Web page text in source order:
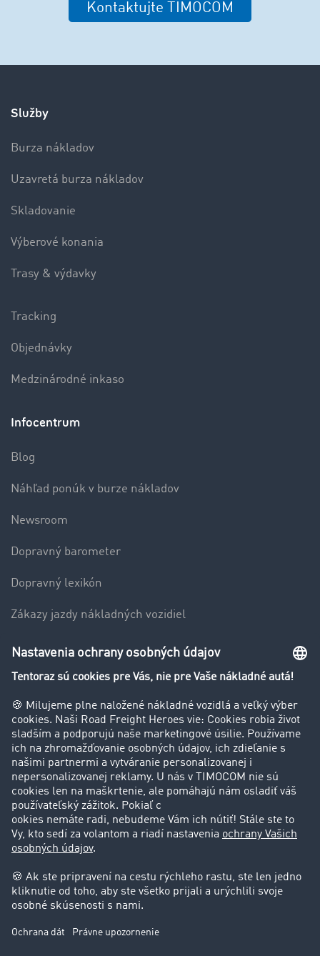
Kontaktujte TIMOCOM
Služby
Burza nákladov
Uzavretá burza nákladov
Skladovanie
Výberové konania
Trasy & výdavky
Tracking
Objednávky
Medzinárodné inkaso
Infocentrum
Blog
Náhľad ponúk v burze nákladov
Newsroom
Dopravný barometer
Dopravný lexikón
Zákazy jazdy nákladných vozidiel
Firma
Príbehy zákazníkov
Zákazníci získavajú zákazníkov
Podpora
Kontakt
Právne informácie
Impressum
VOP